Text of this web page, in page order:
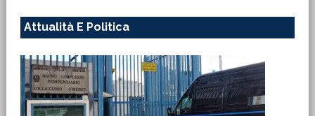
Attualità E Politica